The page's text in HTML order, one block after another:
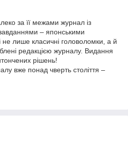
за її межами журнал із
– японськими
лише класичні головоломки, а й
редакцією журналу. Видання
рішень!
вже понад чверть століття –